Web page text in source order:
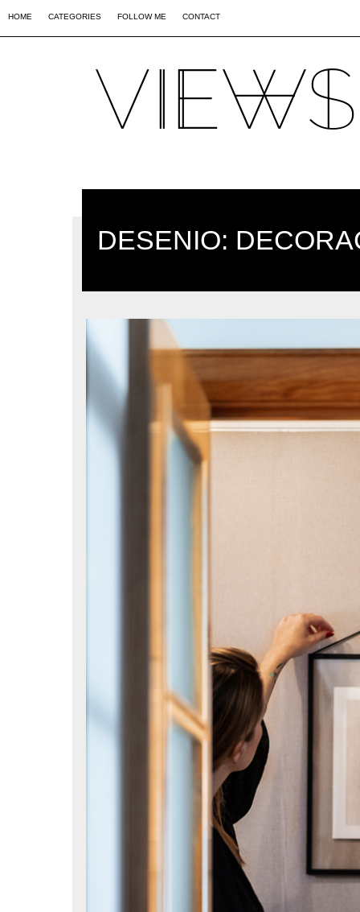
HOME CATEGORIES FOLLOW ME CONTACT
DESENIO: